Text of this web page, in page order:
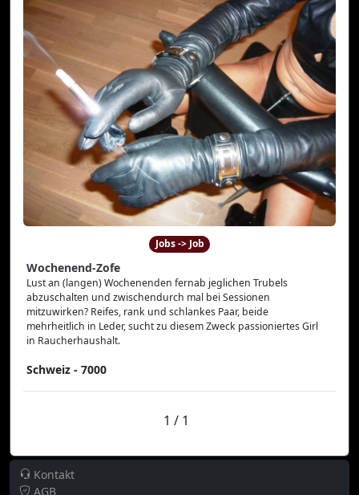
Jobs -> Job
Wochenend-Zofe
Lust an (langen) Wochenenden fernab jeglichen Trubels
abzuschalten und zwischendurch mal bei Sessionen
mitzuwirken? Reifes, rank und schlankes Paar, beide
mehrheitlich in Leder, sucht zu diesem Zweck passioniertes Girl
in Raucherhaushalt.
Schweiz - 7000
1 / 1
Kontakt
AGB